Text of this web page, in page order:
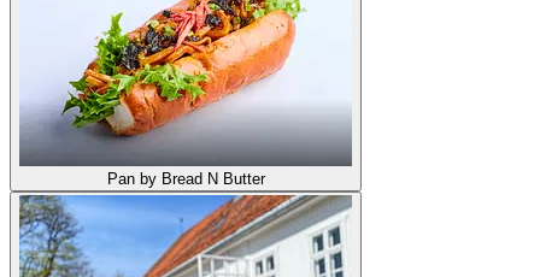
Pan by Bread N Butter